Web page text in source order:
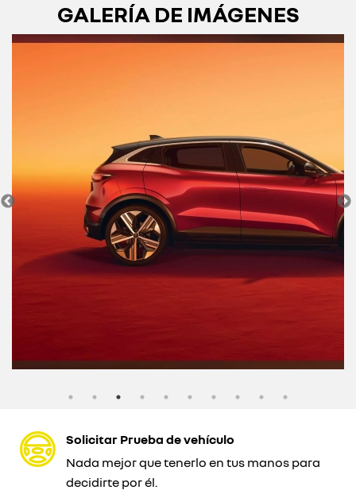
GALERÍA DE IMÁGENES
Solicitar Prueba de vehículo
Nada mejor que tenerlo en tus manos para
decidirte por él.